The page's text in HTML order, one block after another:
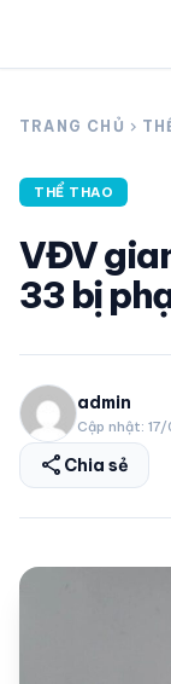
search
CÁC GIẢI
THỂ THAO
THỂ THAO
VIDEO
LỊCH THI ĐẤU
share
TRANG CHỦ chevron_right
THỂ THAO
VĐV
33 bị
admin
Cập nhật:
share Chia sẻ